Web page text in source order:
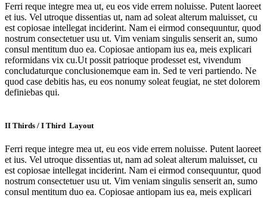
Ferri reque integre mea ut, eu eos vide errem noluisse. Putent laoreet
et ius. Vel utroque dissentias ut, nam ad soleat alterum maluisset, cu
est copiosae intellegat inciderint. Nam ei eirmod consequuntur, quod
nostrum consectetuer usu ut. Vim veniam singulis senserit an, sumo
consul mentitum duo ea. Copiosae antiopam ius ea, meis explicari
reformidans vix cu.Ut possit patrioque prodesset est, vivendum
concludaturque conclusionemque eam in. Sed te veri partiendo. Ne
quod case debitis has, eu eos nonumy soleat feugiat, ne stet dolorem
definiebas qui.
II Thirds / I Third Layout
Ferri reque integre mea ut, eu eos vide errem noluisse. Putent laoreet
et ius. Vel utroque dissentias ut, nam ad soleat alterum maluisset, cu
est copiosae intellegat inciderint. Nam ei eirmod consequuntur, quod
nostrum consectetuer usu ut. Vim veniam singulis senserit an, sumo
consul mentitum duo ea. Copiosae antiopam ius ea, meis explicari